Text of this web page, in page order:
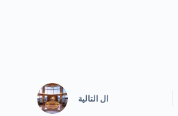
ال التالية